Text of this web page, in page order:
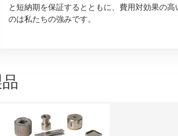
と短納期を保証するとともに、費用対効果の
のは私たちの強みです。